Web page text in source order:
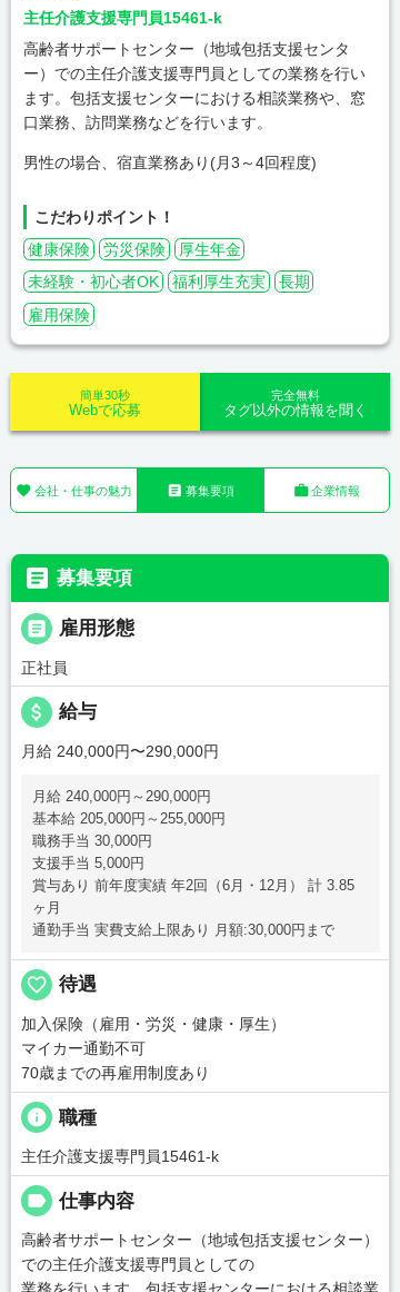
主任介護支援専門員15461-k
高齢者サポートセンター（地域包括支援センタ
ー）での主任介護支援専門員としての業務を行い
ます。包括支援センターにおける相談業務や、窓
口業務、訪問業務などを行います。
男性の場合、宿直業務あり(月3～4回程度)
こだわりポイント！
健康保険
労災保険
厚生年金
未経験・初心者OK
福利厚生充実
長期
雇用保険
完全無料
タグ以外の情報を聞く
簡単30秒
Webで応募
 会社・仕事の魅力  募集要項 企業情報
 募集要項
 雇用形態
正社員
attach_money 給与
月給 240,000円〜290,000円
月給 240,000円～290,000円
基本給 205,000円～255,000円
職務手当 30,000円
支援手当 5,000円
賞与あり 前年度実績 年2回（6月・12月） 計 3.85
ヶ月
通勤手当 実費支給上限あり 月額:30,000円まで
favorite_border 待遇
加入保険（雇用・労災・健康・厚生）
マイカー通勤不可
70歳までの再雇用制度あり
info 職種
主任介護支援専門員15461-k
label 仕事内容
高齢者サポートセンター（地域包括支援センター）
での主任介護支援専門員としての